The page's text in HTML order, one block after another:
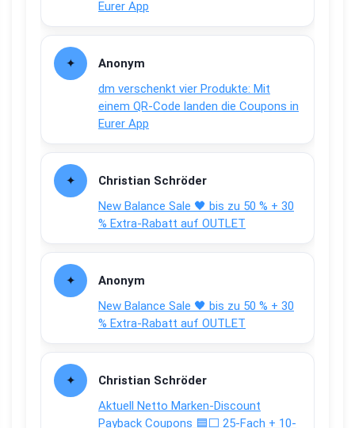
Eurer App
Anonym
dm verschenkt vier Produkte: Mit
einem QR-Code landen die Coupons in
Eurer App
Christian Schröder
New Balance Sale 🖤 bis zu 50 % + 30
% Extra-Rabatt auf OUTLET
Anonym
New Balance Sale 🖤 bis zu 50 % + 30
% Extra-Rabatt auf OUTLET
Christian Schröder
Aktuell Netto Marken-Discount
Payback Coupons 🟦⬜ 25-Fach + 10-